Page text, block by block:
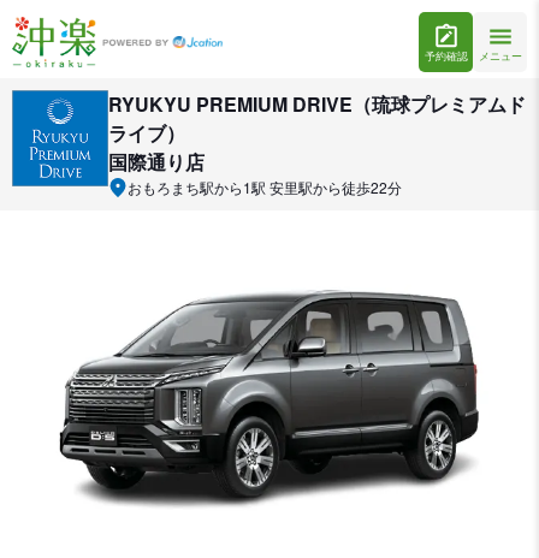
予約確認 メニュー
RYUKYU PREMIUM DRIVE（琉球プレミアムド
ライブ）
国際通り店
おもろまち駅から1駅 安里駅から徒歩22分